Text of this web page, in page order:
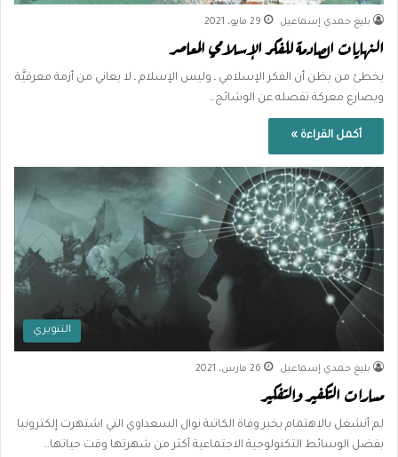
بليغ حمدي إسماعيل 29 مايو، 2021
النهايات الصادمة للفكر الإسلامي المعاصر
يخطئ من يظن أن الفكر الإسلامي ـ وليس الإسلام ـ لا يعاني من أزمة معرفيَّة
ويصارع معركة تفصله عن الوشائج…
أكمل القراءة »
التنويري
بليغ حمدي إسماعيل 26 مارس، 2021
مسارات التكفير والتفكير
لم أنشغل بالاهتمام بخبر وفاة الكاتبة نوال السعداوي التي اشتهرت إلكترونيا
بفضل الوسائط التكنولوجية الاجتماعية أكثر من شهرتها وقت حياتها…